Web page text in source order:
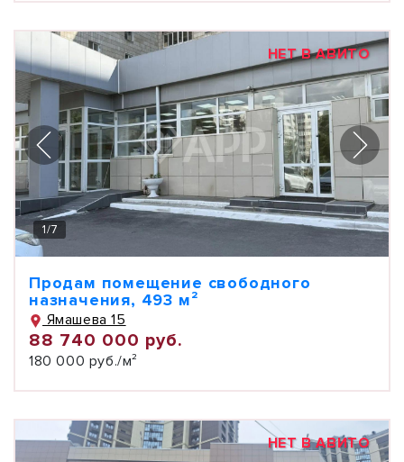
НЕТ В АВИТО
1/7
Продам помещение свободного
назначения, 493 м²
Ямашева 15
88 740 000 руб.
180 000 руб./м²
НЕТ В АВИТО